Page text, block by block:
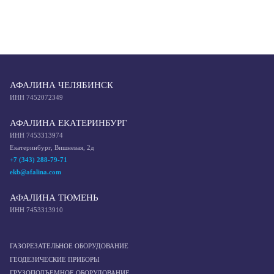
АФАЛИНА ЧЕЛЯБИНСК
ИНН 7452072349
АФАЛИНА ЕКАТЕРИНБУРГ
ИНН 7453313974
Екатеринбург, Вишневая, 2д
+7 (343) 288-79-71
ekb@afalina.com
АФАЛИНА ТЮМЕНЬ
ИНН 7453313910
ГАЗОРЕЗАТЕЛЬНОЕ ОБОРУДОВАНИЕ
ГЕОДЕЗИЧЕСКИЕ ПРИБОРЫ